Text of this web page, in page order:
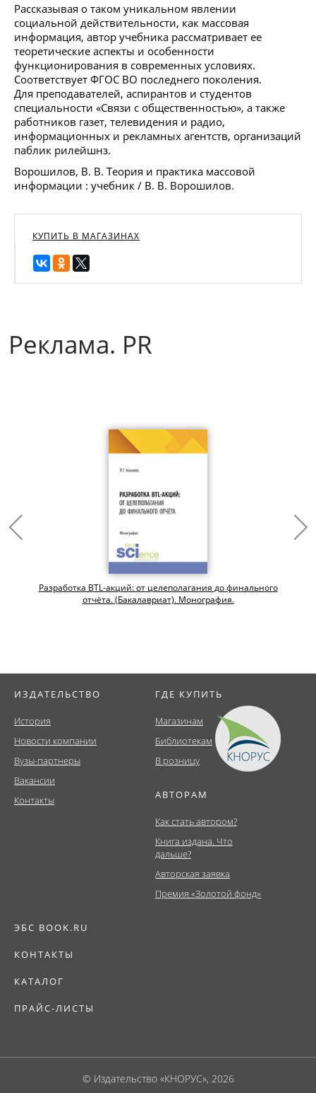
Рассказывая о таком уникальном явлении
социальной действительности, как массовая
информация, автор учебника рассматривает ее
теоретические аспекты и особенности
функционирования в современных условиях.
Соответствует ФГОС ВО последнего поколения.
Для преподавателей, аспирантов и студентов
специальности «Связи с общественностью», а также
работников газет, телевидения и радио,
информационных и рекламных агентств, организаций
паблик рилейшнз.
Ворошилов, В. В. Теория и практика массовой
информации : учебник / В. В. Ворошилов.
КУПИТЬ В МАГАЗИНАХ
Реклама. PR
Разработка BTL-акций: от целеполагания до финального
отчёта. (Бакалавриат). Монография.
ИЗДАТЕЛЬСТВО
История
Новости компании
Вузы-партнеры
Вакансии
Контакты
ГДЕ КУПИТЬ
Магазинам
Библиотекам
В розницу
АВТОРАМ
Как стать автором?
Книга издана. Что
дальше?
Авторская заявка
Премия «Золотой фонд»
ЭБС BOOK.RU
КОНТАКТЫ
КАТАЛОГ
ПРАЙС-ЛИСТЫ
© Издательство «КНОРУС», 2026